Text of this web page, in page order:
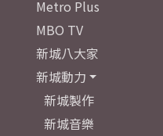
Metro Plus
MBO TV
新城八大家
新城動力
新城製作
新城音樂